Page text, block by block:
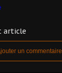
article
un commentaire